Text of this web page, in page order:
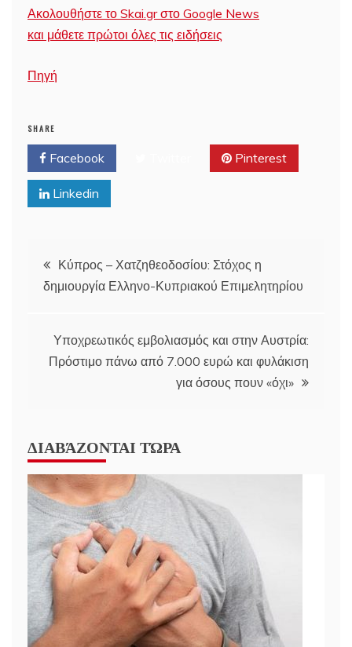
Ακολουθήστε το Skai.gr στο Google News
και μάθετε πρώτοι όλες τις ειδήσεις
Πηγή
SHARE
Facebook Pinterest
Linkedin
Post
navigation
Κύπρος – Χατζηθεοδοσίου: Στόχος η
δημιουργία Ελληνο-Κυπριακού Επιμελητηρίου
Υποχρεωτικός εμβολιασμός και στην Αυστρία:
Πρόστιμο πάνω από 7.000 ευρώ και φυλάκιση
για όσους πουν «όχι»
ΔΙΑΒΆΖΟΝΤΑΙ ΤΏΡΑ